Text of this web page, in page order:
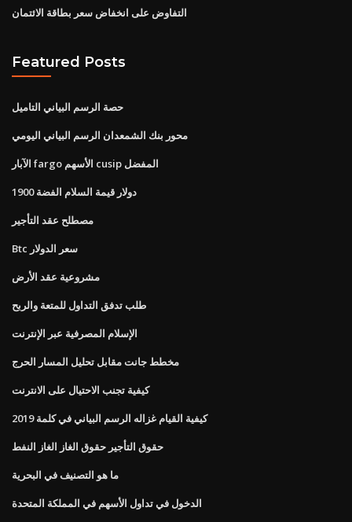
التفاوض على انخفاض سعر بطاقة الائتمان
Featured Posts
حصة الرسم البياني التاميل
محور بنك الشمعدان الرسم البياني اليومي
الآبار fargo الأسهم cusip المفضل
1900 دولار قيمة السلام الفضة
مصطلح عقد التأجير
Btc سعر الدولار
مشروعية عقد الأرض
طلب تدفق التداول للمتعة والربح
الإسلام المصرفية عبر الإنترنت
مخطط جانت مقابل تحليل المسار الحرج
كيفية تجنب الاحتيال على الانترنت
كيفية القيام غزاله الرسم البياني في كلمة 2019
حقوق التأجير حقوق الغاز الغاز النفط
ما هو التصنيف في البحرية
الدخول في تداول الأسهم في المملكة المتحدة